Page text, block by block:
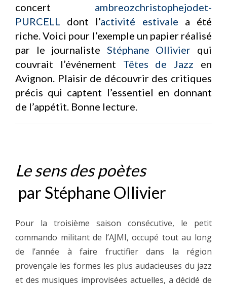
concert ambreozchristophejodet-
PURCELL dont l’activité estivale a été
riche. Voici pour l’exemple un papier réalisé
par le journaliste Stéphane Ollivier qui
couvrait l’événement Têtes de Jazz en
Avignon. Plaisir de découvrir des critiques
précis qui captent l’essentiel en donnant
de l’appétit. Bonne lecture.
Le sens des poètes
par Stéphane Ollivier
Pour la troisième saison consécutive, le petit
commando militant de l’AJMI, occupé tout au long
de l’année à faire fructifier dans la région
provençale les formes les plus audacieuses du jazz
et des musiques improvisées actuelles, a décidé de